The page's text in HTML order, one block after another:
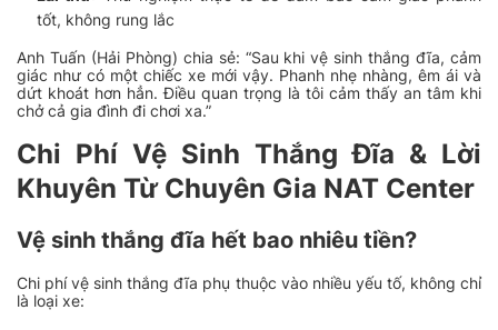
tốt, không rung lắc
Anh Tuấn (Hải Phòng) chia sẻ: “Sau khi vệ sinh thắng đĩa, cảm
giác như có một chiếc xe mới vậy. Phanh nhẹ nhàng, êm ái và
dứt khoát hơn hẳn. Điều quan trọng là tôi cảm thấy an tâm khi
chở cả gia đình đi chơi xa.”
Chi Phí Vệ Sinh Thắng Đĩa & Lời
Khuyên Từ Chuyên Gia NAT Center
Vệ sinh thắng đĩa hết bao nhiêu tiền?
Chi phí vệ sinh thắng đĩa phụ thuộc vào nhiều yếu tố, không chỉ
là loại xe: